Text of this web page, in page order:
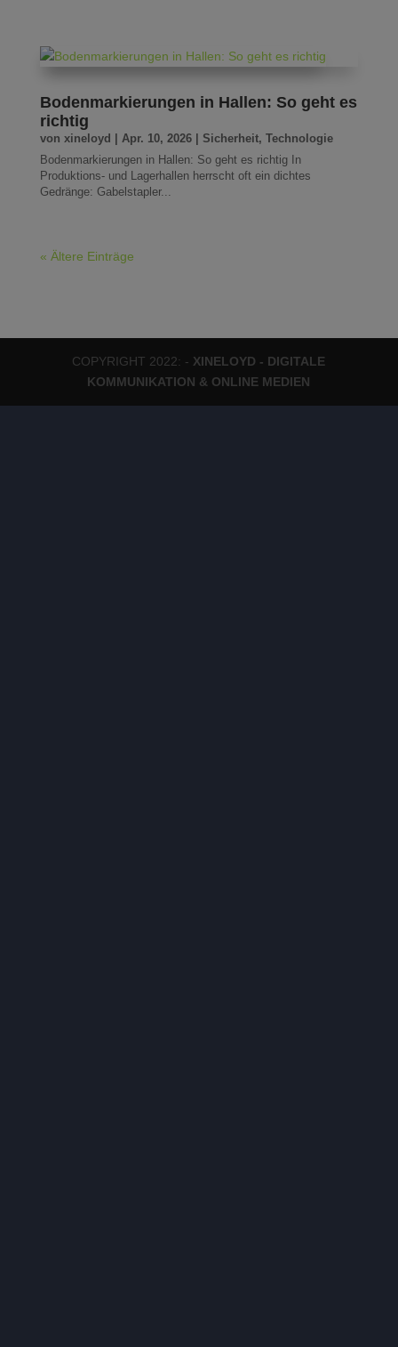
Bodenmarkierungen in Hallen: So geht es
richtig
von xineloyd Apr. 10, 2026| Sicherheit, Technologie
Bodenmarkierungen in Hallen: So geht es richtig In
Produktions- und Lagerhallen herrscht oft ein dichtes
Gedränge: Gabelstapler...
« Ältere Einträge
COPYRIGHT 2022: - XINELOYD - DIGITALE
KOMMUNIKATION & ONLINE MEDIEN